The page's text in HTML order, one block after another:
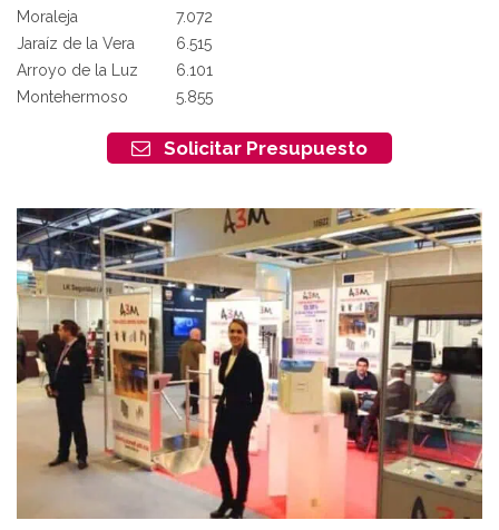
Moraleja
7.072
Jaraíz de la Vera
6.515
Arroyo de la Luz
6.101
Montehermoso
5.855
Solicitar Presupuesto